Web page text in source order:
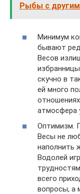
Рыбы с
Минимум
бывают
Весов
скучно в
ей много
атмосфера
Оптимизм.
Весы не
наполнить
Водолей
всего
вопросы, а